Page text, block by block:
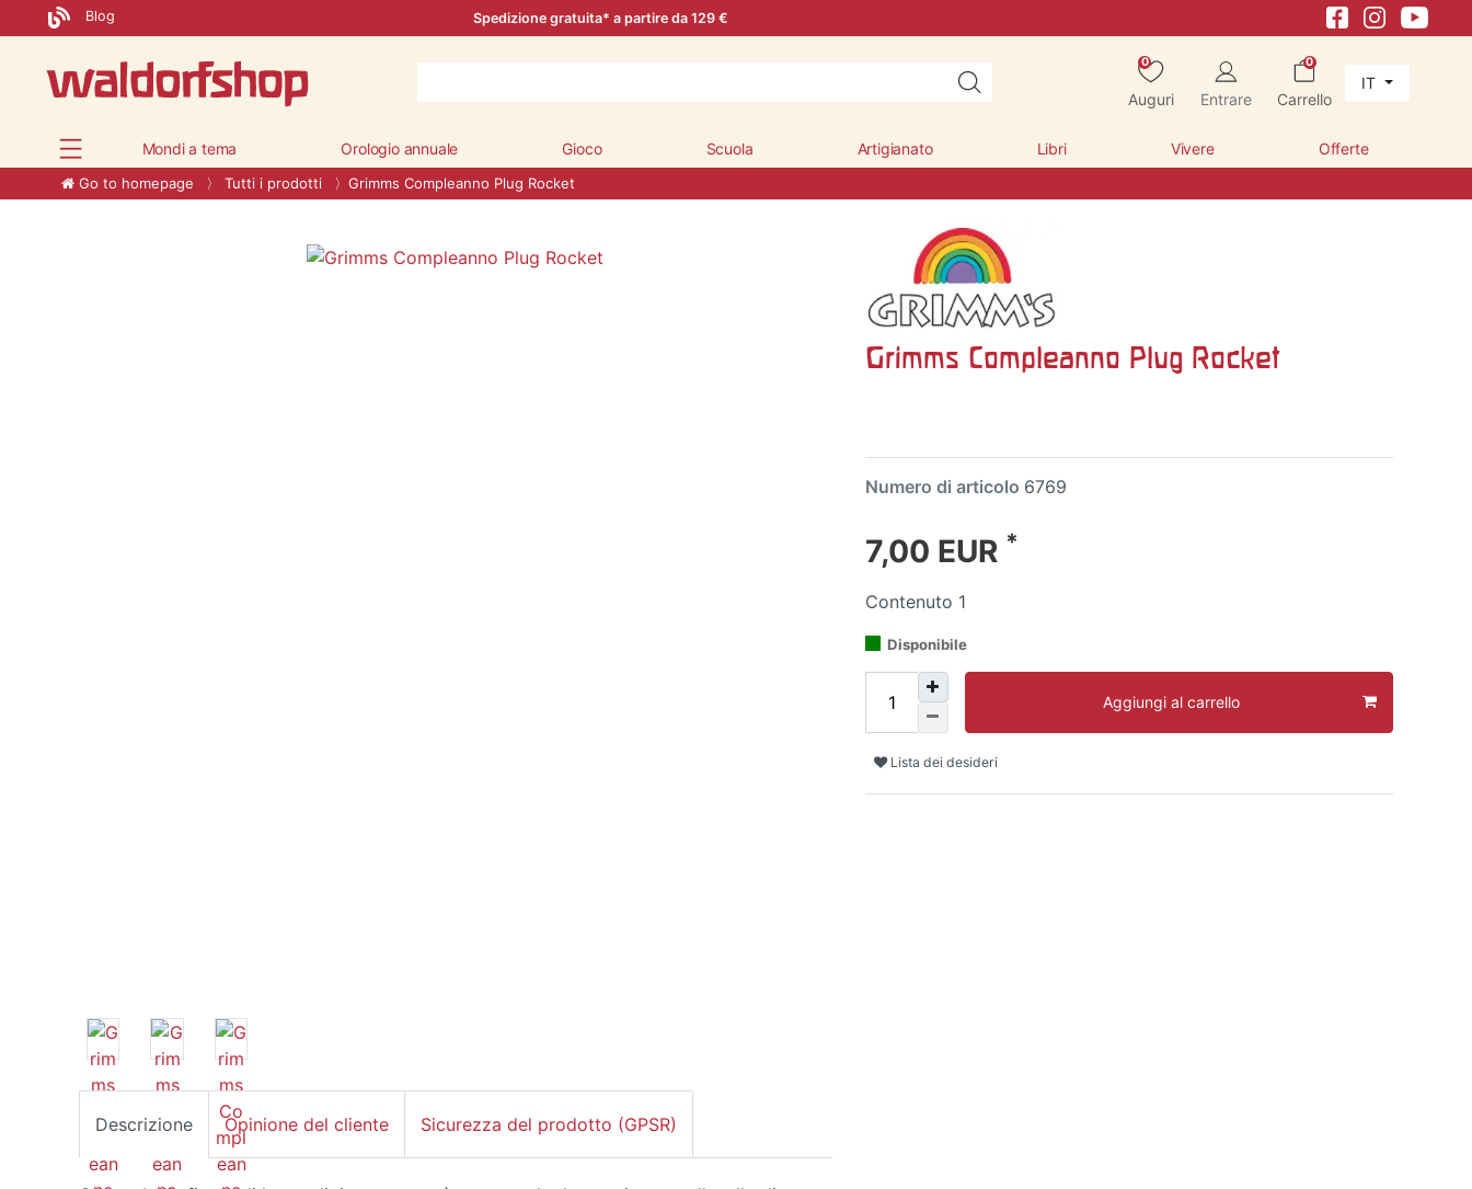
Blog Spedizione gratuita* a partire da 129 €
0
Auguri Entrare
0
Carrello
IT
Mondi a tema Orologio annuale Gioco Scuola Artigianato Libri Vivere Offerte
Go to homepage Tutti i prodotti Grimms Compleanno Plug Rocket
Grimms Compleanno Plug Rocket
Numero di articolo 6769
7,00 EUR *
Contenuto 1
Disponibile
Aggiungi al carrello
Lista dei desideri
Descrizione Opinione del cliente Sicurezza del prodotto (GPSR)